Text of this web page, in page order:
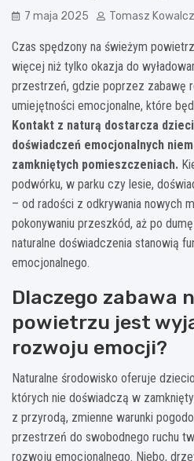
7 maja 2025 Tomasz
Czas spędzony na świeżym
więcej niż tylko okazja do
przestrzeń, gdzie poprzez zabawę
umiejętności emocjonalne, które
Kontakt z naturą dostarcza
doświadczeń emocjonalnych
zamkniętych pomieszczeniach.
podwórku, w parku czy lesie,
– od radości z odkrywania nowych
pokonywaniu przeszkód, aż po
naturalne doświadczenia stanowią
emocjonalnego.
Dlaczego zabawa
powietrzu jest
rozwoju emocji?
Naturalne środowisko oferuje
których nie doświadczą w
z przyrodą, zmienne warunki
przestrzeń do swobodnego ruchu
rozwoju emocjonalnego. Niebo,